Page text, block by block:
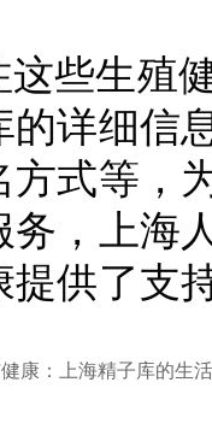
这些生殖
的详细信
方式等，
务，上海
供了支
康：上海精子库的生